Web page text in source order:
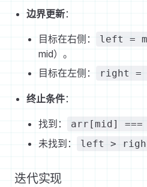
边界更新：
目标在右侧： left =
mid）。
目标在左侧：
right =
终止条件：
找到： arr[mid]
未找到：
left >
迭代实现